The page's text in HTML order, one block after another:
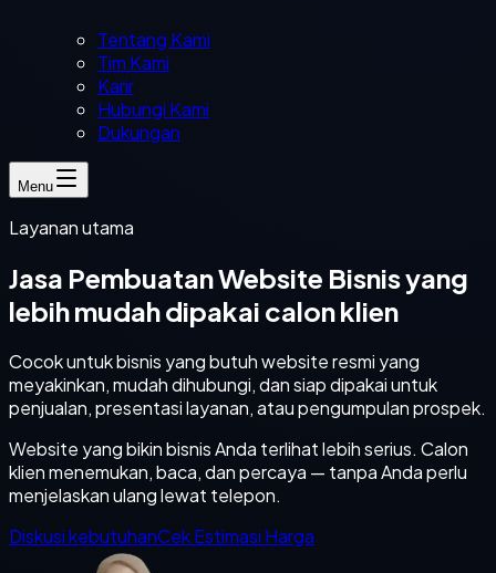
Tentang Kami
Tim Kami
Karir
Hubungi Kami
Dukungan
Menu
Layanan utama
Jasa Pembuatan Website Bisnis yang
lebih mudah dipakai calon klien
Cocok untuk bisnis yang butuh website resmi yang
meyakinkan, mudah dihubungi, dan siap dipakai untuk
penjualan, presentasi layanan, atau pengumpulan prospek.
Website yang bikin bisnis Anda terlihat lebih serius. Calon
klien menemukan, baca, dan percaya — tanpa Anda perlu
menjelaskan ulang lewat telepon.
Diskusi kebutuhanCek Estimasi Harga